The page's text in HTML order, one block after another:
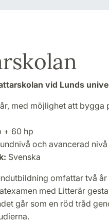
vid Lunds
med möjlighet att bygga
+ 60 hp
och avancerad nivå
Svenska
omfattar två
med Litterär
går som en röd tråd